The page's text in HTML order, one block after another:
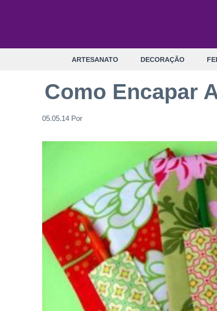
ARTESANATO DECORAÇÃO
Como Encapar
05.05.14 Por